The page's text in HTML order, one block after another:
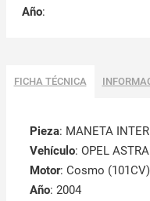
Año:
FICHA TÉCNICA
Pieza: MANETA
Vehículo: OPEL
Motor: Cosmo (101CV)
Año: 2004